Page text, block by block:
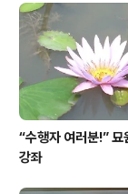
“수행자 여러분!” 묘원법사의 불교
강좌